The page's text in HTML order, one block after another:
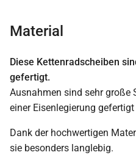
Material
Diese Kettenradscheiben
gefertigt.
Ausnahmen sind sehr große
einer Eisenlegierung gefertigt
Dank der hochwertigen
sie besonders langlebig.